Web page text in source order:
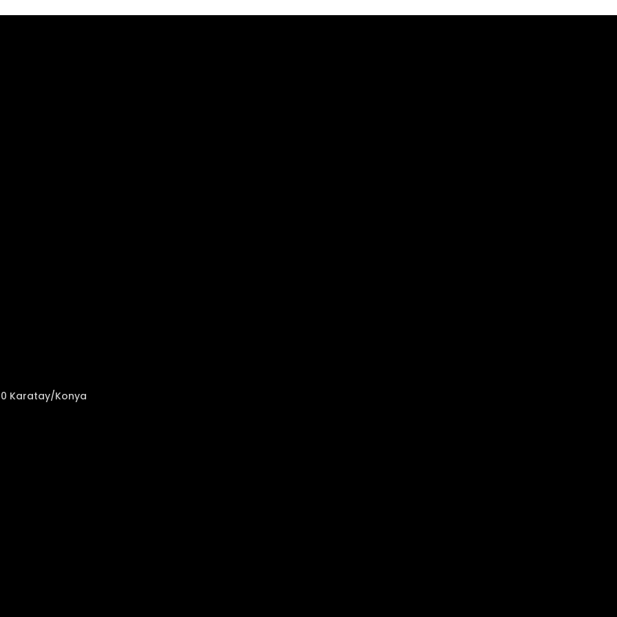
Karatay/Konya